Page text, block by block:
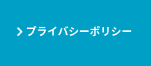
プライバシーポリシー